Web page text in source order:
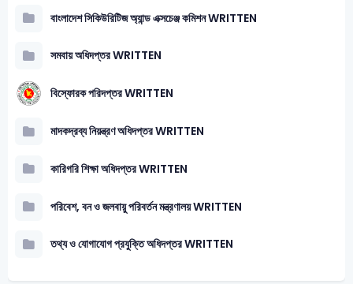
বাংলাদেশ সিকিউরিটিজ অ্যান্ড এক্সচেঞ্জ কমিশন WRITTEN
সমবায় অধিদপ্তর WRITTEN
বিস্ফোরক পরিদপ্তর WRITTEN
মাদকদ্রব্য নিয়ন্ত্রণ অধিদপ্তর WRITTEN
কারিগরি শিক্ষা অধিদপ্তর WRITTEN
পরিবেশ, বন ও জলবায়ু পরিবর্তন মন্ত্রণালয় WRITTEN
তথ্য ও যোগাযোগ প্রযুক্তি অধিদপ্তর WRITTEN